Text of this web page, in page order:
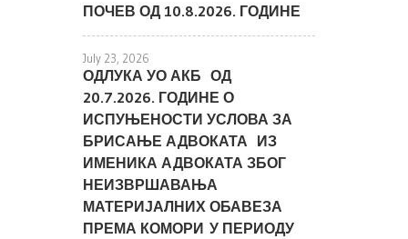
ПОЧЕВ ОД 10.8.2026. ГОДИНЕ
July 23, 2026
ОДЛУКА УО АКБ ОД
20.7.2026. ГОДИНЕ О
ИСПУЊЕНОСТИ УСЛОВА ЗА
БРИСАЊЕ АДВОКАТА ИЗ
ИМЕНИКА АДВОКАТА ЗБОГ
НЕИЗВРШАВАЊА
МАТЕРИЈАЛНИХ ОБАВЕЗА
ПРЕМА КОМОРИ У ПЕРИОДУ